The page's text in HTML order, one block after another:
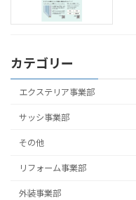
カテゴリー
エクステリア事業部
サッシ事業部
その他
リフォーム事業部
外装事業部